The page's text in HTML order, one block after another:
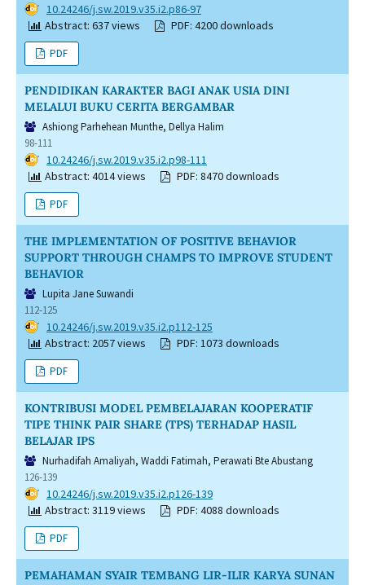
DOI: 10.24246/j.sw.2019.v35.i2.p86-97
Abstract: 637 views
PDF: 4200 downloads
PDF
PENDIDIKAN KARAKTER BAGI ANAK USIA DINI
MELALUI BUKU CERITA BERGAMBAR
Ashiong Parhehean Munthe, Dellya Halim
98-111
DOI: 10.24246/j.sw.2019.v35.i2.p98-111
Abstract: 4014 views
PDF: 8470 downloads
PDF
THE IMPLEMENTATION OF POSITIVE BEHAVIOR
SUPPORT THROUGH CHAMPS TO IMPROVE STUDENT
BEHAVIOR
Lupita Jane Suwandi
112-125
DOI: 10.24246/j.sw.2019.v35.i2.p112-125
Abstract: 2057 views
PDF: 1073 downloads
PDF
KONTRIBUSI MODEL PEMBELAJARAN KOOPERATIF
TIPE THINK PAIR SHARE (TPS) TERHADAP HASIL
BELAJAR IPS
Nurhadifah Amaliyah, Waddi Fatimah, Perawati Bte Abustang
126-139
DOI: 10.24246/j.sw.2019.v35.i2.p126-139
Abstract: 3119 views
PDF: 4088 downloads
PDF
PEMAHAMAN SYAIR TEMBANG LIR-ILIR KARYA SUNAN